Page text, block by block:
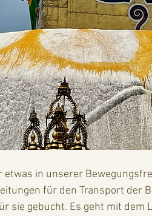
für den Transport der
sie gebucht. Es geht mit dem